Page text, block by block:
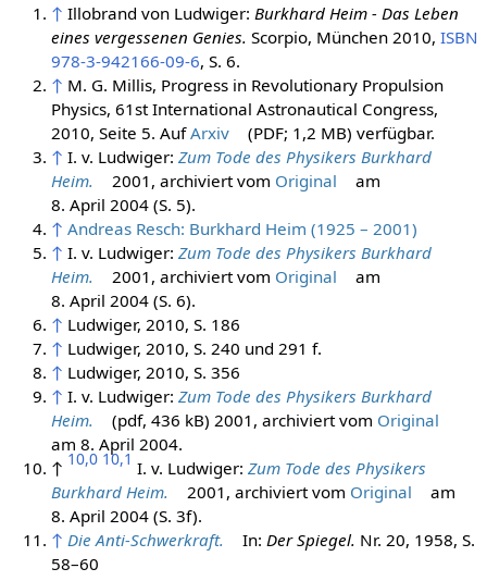
↑ Illobrand von Ludwiger: Burkhard Heim - Das Leben
eines vergessenen Genies. Scorpio, München 2010, ISBN
978-3-942166-09-6, S. 6.
↑ M. G. Millis, Progress in Revolutionary Propulsion
Physics, 61st International Astronautical Congress,
2010, Seite 5. AufArxiv
(PDF; 1,2 MB) verfügbar.
↑ I. v. Ludwiger: Zum Tode des Physikers Burkhard
Heim.
2001, archiviert vom Original
am
8. April 2004(S. 5).
↑ Andreas Resch: Burkhard Heim (1925 – 2001)
↑ I. v. Ludwiger: Zum Tode des Physikers Burkhard
Heim.
2001, archiviert vom Original
am
8. April 2004(S. 6).
↑ Ludwiger, 2010, S. 186
↑ Ludwiger, 2010, S. 240 und 291 f.
↑ Ludwiger, 2010, S. 356
↑ I. v. Ludwiger: Zum Tode des Physikers Burkhard
Heim.
(pdf, 436 kB) 2001, archiviert vom Original
am 8. April 2004.
↑ 10,0 10,1 I. v. Ludwiger: Zum Tode des Physikers
Burkhard Heim.
2001, archiviert vom Original
am
8. April 2004(S. 3f).
↑ Die Anti-Schwerkraft. In: Der Spiegel. Nr. 20, 1958, S.
58–60